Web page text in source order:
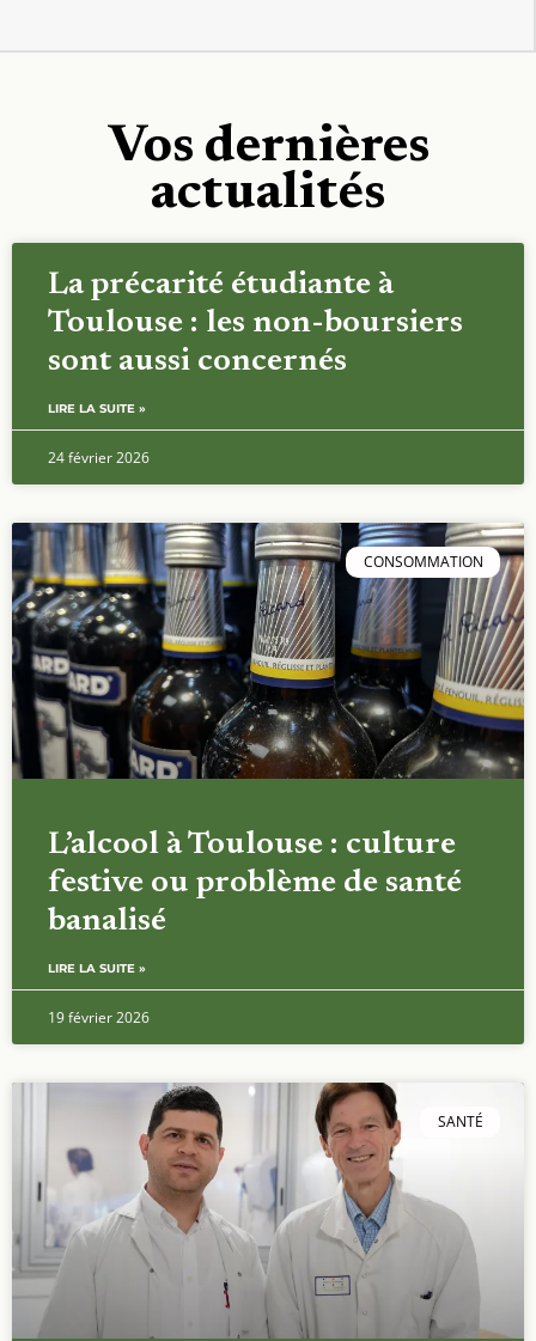
Vos dernières
actualités
La précarité étudiante à
Toulouse : les non-boursiers
sont aussi concernés
LIRE LA SUITE »
24 février 2026
CONSOMMATION
L’alcool à Toulouse : culture
festive ou problème de santé
banalisé
LIRE LA SUITE »
19 février 2026
SANTÉ